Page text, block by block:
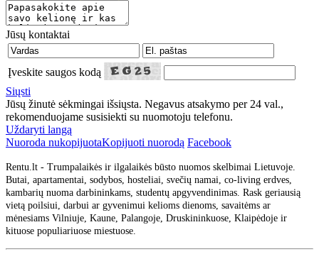
Jūsų kontaktai
Įveskite saugos kodą
Siųsti
Jūsų žinutė sėkmingai išsiųsta. Negavus atsakymo per 24 val.,
rekomenduojame susisiekti su nuomotoju telefonu.
Uždaryti langą
Nuoroda nukopijuotaKopijuoti nuorodą Facebook
Rentu.lt - Trumpalaikės ir ilgalaikės būsto nuomos skelbimai Lietuvoje.
Butai, apartamentai, sodybos, hosteliai, svečių namai, co-living erdves,
kambarių nuoma darbininkams, studentų apgyvendinimas. Rask geriausią
vietą poilsiui, darbui ar gyvenimui kelioms dienoms, savaitėms ar
mėnesiams Vilniuje, Kaune, Palangoje, Druskininkuose, Klaipėdoje ir
kituose populiariuose miestuose.